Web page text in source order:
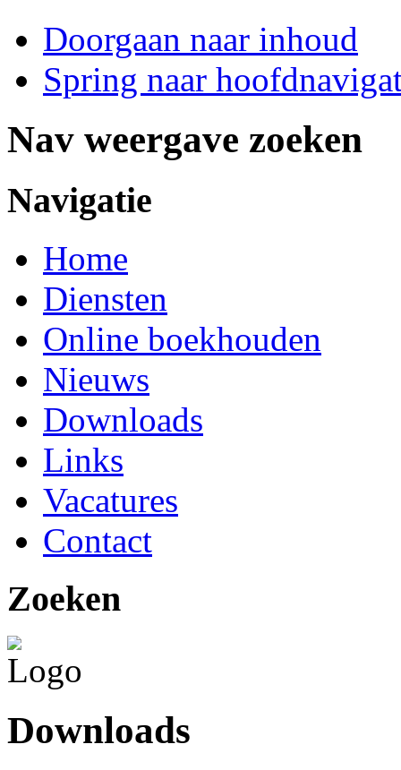
Doorgaan naar inhoud
Spring naar
Nav weergave zoeken
Navigatie
Home
Diensten
Online boekhouden
Nieuws
Downloads
Links
Vacatures
Contact
Zoeken
Downloads